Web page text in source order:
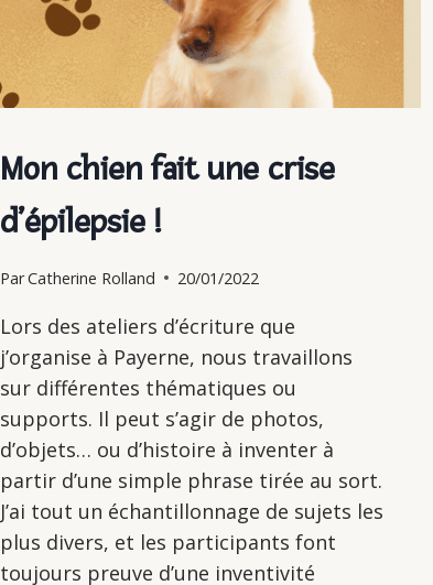
Mon chien fait une crise
d’épilepsie !
ParCatherine Rolland 20/01/2022
Lors des ateliers d’écriture que
j’organise à Payerne, nous travaillons
sur différentes thématiques ou
supports. Il peut s’agir de photos,
d’objets… ou d’histoire à inventer à
partir d’une simple phrase tirée au sort.
J’ai tout un échantillonnage de sujets les
plus divers, et les participants font
toujours preuve d’une inventivité